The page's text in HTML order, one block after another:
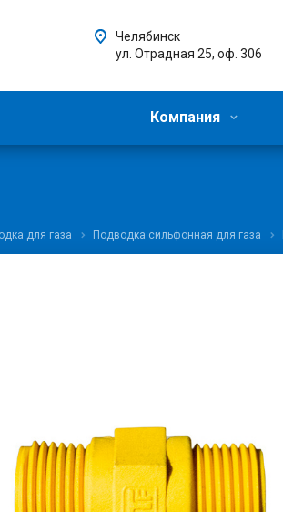
Челябинск
ул. Отрадная 25, оф. 306
Компания
для газа Подводка сильфонная для газа